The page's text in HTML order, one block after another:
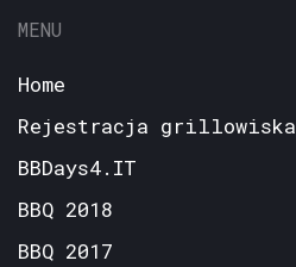
MENU
Home
Rejestracja grillowiska
BBDays4.IT
BBQ 2018
BBQ 2017